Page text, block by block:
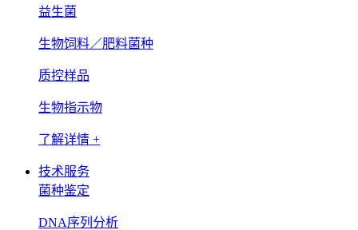
益生菌
生物饲料／肥料菌种
质控样品
生物指示物
了解详情 +
技术服务
菌种鉴定
DNA序列分析